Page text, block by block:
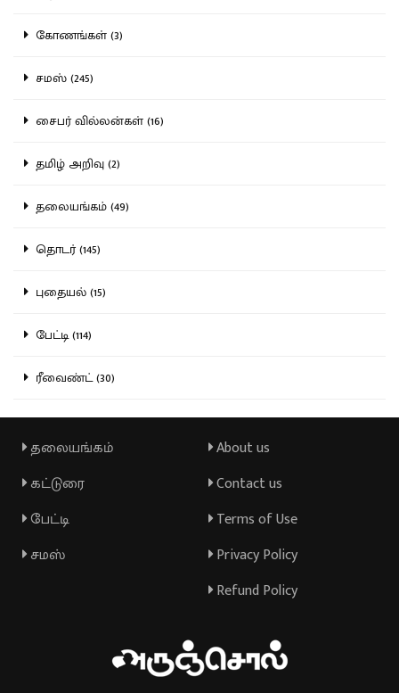
கோணங்கள் (3)
சமஸ் (245)
சைபர் வில்லன்கள் (16)
தமிழ் அறிவு (2)
தலையங்கம் (49)
தொடர் (145)
புதையல் (15)
பேட்டி (114)
ரீவைண்ட் (30)
தலையங்கம்
கட்டுரை
பேட்டி
சமஸ்
About us
Contact us
Terms of Use
Privacy Policy
Refund Policy